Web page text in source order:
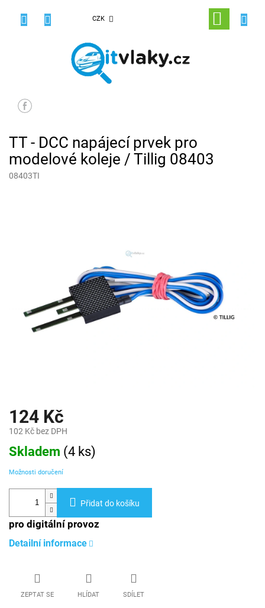
CZK
NÁKUPNÍ
KOŠÍK
TT - DCC napájecí prvek pro
modelové koleje / Tillig 08403
08403TI
124 Kč
102 Kč bez DPH
Měrná
cena:
Skladem (4 ks)
Možnosti doručení
Přidat do košíku
pro digitální provoz
Detailní informace
ZEPTAT SE HLÍDAT SDÍLET